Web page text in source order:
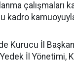
çalışmaları
kadro kamuoyuyla
Kurucu İl
İl Yönetimi,